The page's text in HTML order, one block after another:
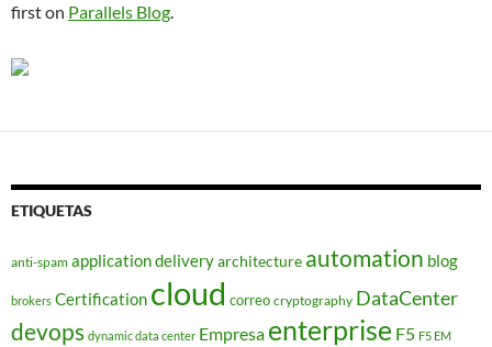
first on Parallels Blog.
ETIQUETAS
anti-spam application deliveryarchitecture automation blog
brokers Certification cloud correo cryptography DataCenter
devops dynamic data center Empresa enterprise F5 F5 EM